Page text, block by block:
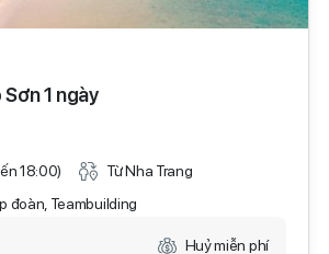
1 ngày
18:00)
Từ Nha Trang
đoàn, Teambuilding
Huỷ miễn phí